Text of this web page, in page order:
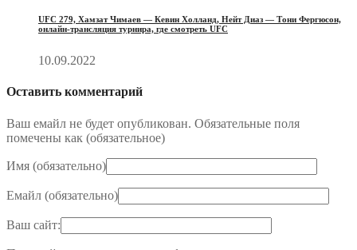
UFC 279, Хамзат Чимаев — Кевин Холланд, Нейт Диаз — Тони Фергюсон,
онлайн-трансляция турнира, где смотреть UFC
10.09.2022
Оставить комментарий
Ваш емайл не будет опубликован. Обязательные поля
помечены как (обязательное)
Имя (обязательно)
Емайл (обязательно)
Ваш сайт: